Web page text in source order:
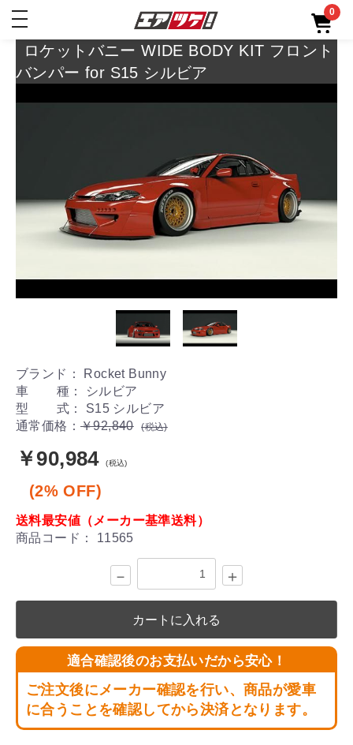
toggle
0
ロケットバニー WIDE BODY KIT フロント
バンパー for S15 シルビア
ブランド： Rocket Bunny
車 種： シルビア
型 式： S15 シルビア
通常価格： ￥92,840 (税込)
￥90,984 (税込)
(2% OFF)
送料最安値（メーカー基準送料）
商品コード： 11565
－ ＋
カートに入れる
適合確認後のお支払いだから安心！
ご注文後にメーカー確認を行い、商品が愛車
に合うことを確認してから決済となります。